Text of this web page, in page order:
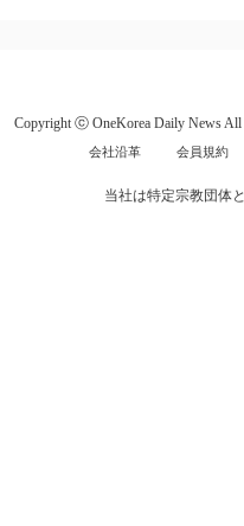
Copyright ⓒ OneKorea Daily News All
会社沿革 会員規約
当社は特定宗教団体